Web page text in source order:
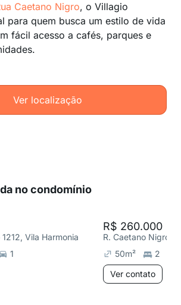
Caetano Nigro, o Villagio
para quem busca um estilo de vida
fácil acesso a cafés, parques e
Ver localização
no condomínio
Vila Harmonia
1
R$ 260.000
R. Caetano Nigro
50m² 2
Ver contato